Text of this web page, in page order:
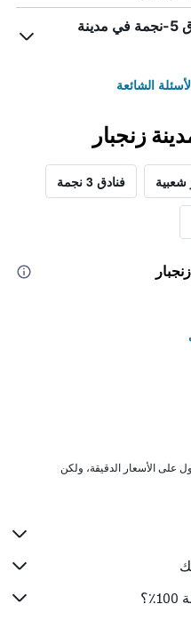
ما هو أرخص شهر للإقامة في فندق 5-نجمة في مدينة
الشائعة
زنجبار
شعبية فنادق 3 نجمة